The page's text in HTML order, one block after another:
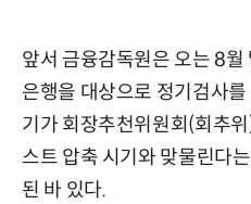
앞서 금융감독원은 오는 8
은행을 대상으로 정기검사를
기가 회장추천위원회(회추
스트 압축 시기와 맞물린다
된 바 있다.